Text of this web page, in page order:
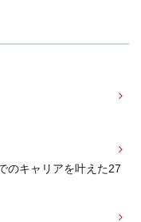
のキャリアを叶えた27